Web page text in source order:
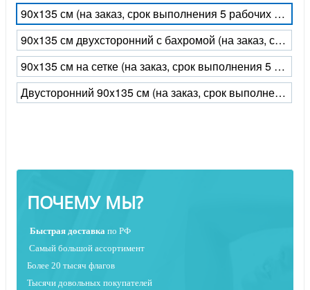
90x135 см (на заказ, срок выполнения 5 рабочих дней)
90х135 см двухсторонний с бахромой (на заказ, срок выполнения 5 рабочих дней)
90х135 см на сетке (на заказ, срок выполнения 5 рабочих дней)
Двусторонний 90x135 см (на заказ, срок выполнения 5 рабочих дней)
ПОЧЕМУ МЫ?
Быстрая доставка по РФ
Самый большой ассортимент
Более 20 тысяч флагов
Тысячи довольных покупателей